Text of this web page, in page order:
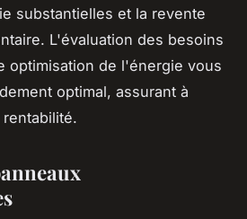
substantielles et la revente
L'évaluation des besoins
optimisation de l'énergie vous
optimal, assurant à